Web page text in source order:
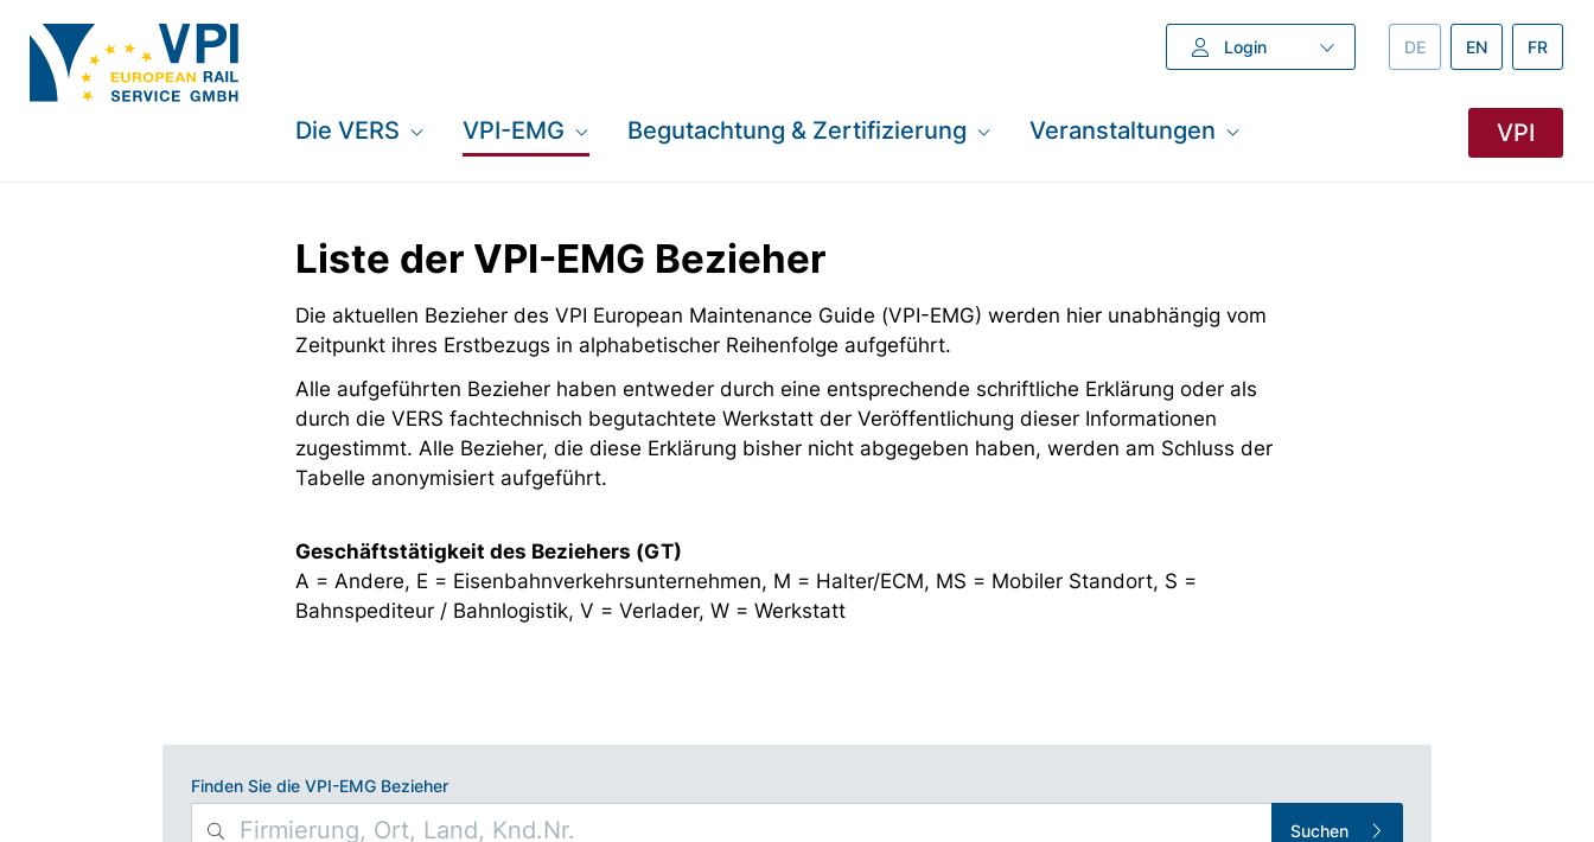
Login DEUTSCH –
DE ENGLISH –
EN FR
Die VERS VPI-EMG Begutachtung & Zertifizierung Veranstaltungen VPI
Liste der VPI-EMG Bezieher
Die aktuellen Bezieher des VPI European Maintenance Guide (VPI-EMG) werden hier unabhängig vom
Zeitpunkt ihres Erstbezugs in alphabetischer Reihenfolge aufgeführt.
Alle aufgeführten Bezieher haben entweder durch eine entsprechende schriftliche Erklärung oder als
durch die VERS fachtechnisch begutachtete Werkstatt der Veröffentlichung dieser Informationen
zugestimmt. Alle Bezieher, die diese Erklärung bisher nicht abgegeben haben, werden am Schluss der
Tabelle anonymisiert aufgeführt.
Geschäftstätigkeit des Beziehers (GT)
A = Andere, E = Eisenbahnverkehrsunternehmen, M = Halter/ECM, MS = Mobiler Standort, S =
Bahnspediteur / Bahnlogistik, V = Verlader, W = Werkstatt
Finden Sie die VPI-EMG Bezieher
Suchen